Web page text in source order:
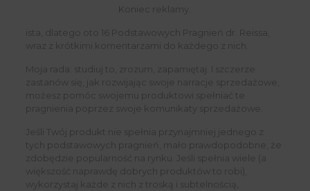
Koniec reklamy.
ista, dlatego oto 16 Podstawowych Pragnień dr. Reissa,
wraz z krótkimi komentarzami do każdego z nich.
Moja rada: studiuj to, zrozum, zapamiętaj. I szczerze
zastanów się, jak rozwijając swoje narracje sprzedażowe,
możesz pomóc swojemu produktowi spełniać te
pragnienia poprzez swoje komunikaty sprzedażowe.
Jeśli Twój produkt nie spełnia przynajmniej jednego z
tych podstawowych pragnień, mało prawdopodobne, że
zdobędzie popularność na rynku. Jeśli spełnia wiele (a
większość naprawdę dobrych produktów to robi),
wykorzystaj każde z nich z troską i subtelnością,